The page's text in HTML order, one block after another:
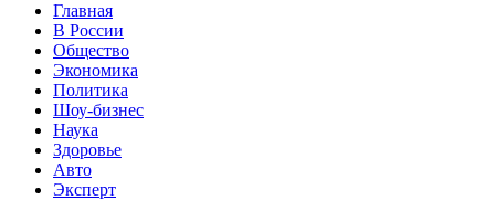
Главная
В России
Общество
Экономика
Политика
Шоу-бизнес
Наука
Здоровье
Авто
Эксперт